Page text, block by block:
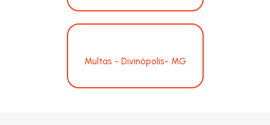
Multas - Divinópolis- MG